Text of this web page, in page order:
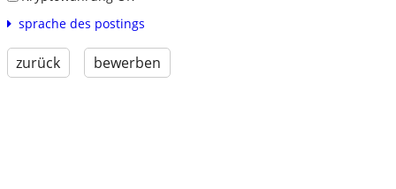
sprache des postings
zurück bewerben